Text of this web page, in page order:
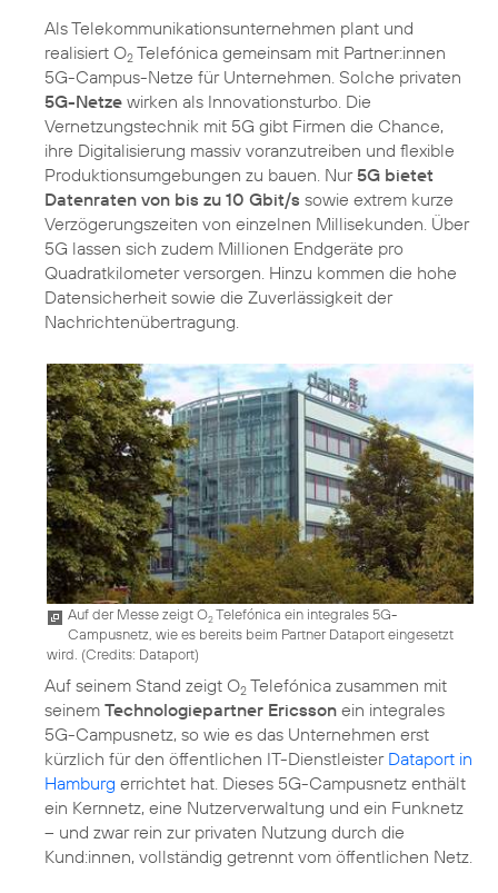
Als Telekommunikationsunternehmen plant und
realisiert O2 Telefónica gemeinsam mit Partner:innen
5G-Campus-Netze für Unternehmen. Solche privaten
5G-Netze wirken als Innovationsturbo. Die
Vernetzungstechnik mit 5G gibt Firmen die Chance,
ihre Digitalisierung massiv voranzutreiben und flexible
Produktionsumgebungen zu bauen. Nur5G bietet
Datenraten von bis zu 10 Gbit/s sowie extrem kurze
Verzögerungszeiten von einzelnen Millisekunden. Über
5G lassen sich zudem Millionen Endgeräte pro
Quadratkilometer versorgen. Hinzu kommen die hohe
Datensicherheit sowie die Zuverlässigkeit der
Nachrichtenübertragung.
Auf der Messe zeigt O2Telefónica ein integrales 5G-
Campusnetz, wie es bereits beim Partner Dataport eingesetzt
wird. (Credits: Dataport)
Auf seinem Stand zeigt O2 Telefónica zusammen mit
seinem Technologiepartner Ericsson ein integrales
5G-Campusnetz, so wie es das Unternehmen erst
kürzlich für den öffentlichen IT-Dienstleister Dataport in
Hamburg errichtet hat. Dieses 5G-Campusnetz enthält
ein Kernnetz, eine Nutzerverwaltung und ein Funknetz
– und zwar rein zur privaten Nutzung durch die
Kund:innen, vollständig getrennt vom öffentlichen Netz.